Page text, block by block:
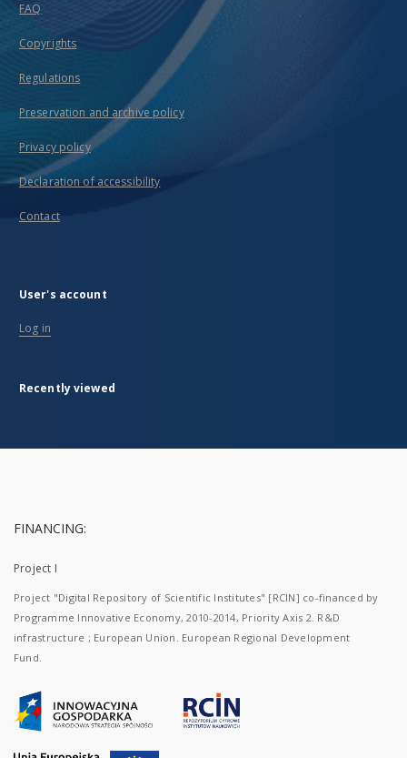
FAQ
Copyrights
Regulations
Preservation and archive policy
Privacy policy
Declaration of accessibility
Contact
User's account
Log in
Recently viewed
FINANCING:
Project I
Project "Digital Repository of Scientific Institutes" [RCIN] co-financed by
Programme Innovative Economy, 2010-2014, Priority Axis 2. R&D
infrastructure ; European Union. European Regional Development
Fund.